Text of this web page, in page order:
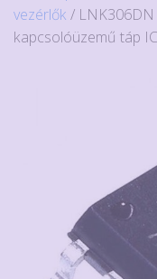
vezérlők /
kapcsolóüzemű táp IC